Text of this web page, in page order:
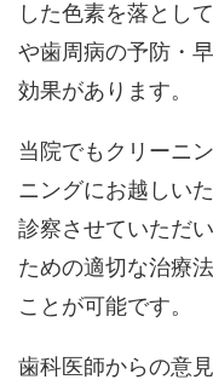
した色素を落とし
や歯周病の予防・
効果があります。
当院でもクリーニ
ニングにお越しい
診察させていただ
ための適切な治療
ことが可能です。
歯科医師からの意